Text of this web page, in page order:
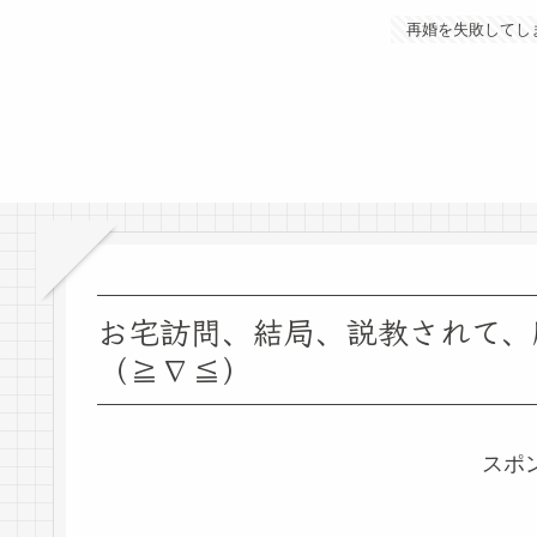
再婚を失敗してし
お宅訪問、結局、説教されて
（≧∇≦）
スポ